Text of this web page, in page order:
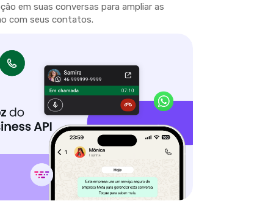
em suas conversas para ampliar as
com seus contatos.